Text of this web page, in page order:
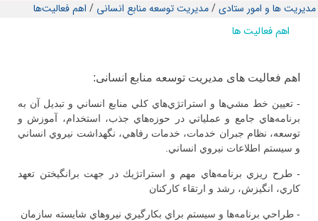
مدیریت ها و امور ستادی/مديريت توسعه منابع انسانی / اهم فعاليت‌ها
اهم فعالیت ها
اهم فعالیت های مدیریت توسعه منابع انسانی:
- تعيين خط مشي‌ها و استراتژي‌هاي كلي منابع انساني و تبديل آن به
برنامه‌هاي جامع و عملياتي در حوزه‌هاي جذب، استخدام، آموزش و
توسعه، نظام جبران خدمات، خدمات رفاهي، نگهداشت نيروي انساني
و سيستم اطلاعات نيروي انساني.
- طرح ريزي برنامه‌هاي مهم و استراتژيك در جهت برانگيختن تعهد
كاري، انگيزش، رشد و ارتقاء كاركنان
- طراحي برنامه‌ها و سيستم براي بكارگيري نيروهاي شايسته سازمان